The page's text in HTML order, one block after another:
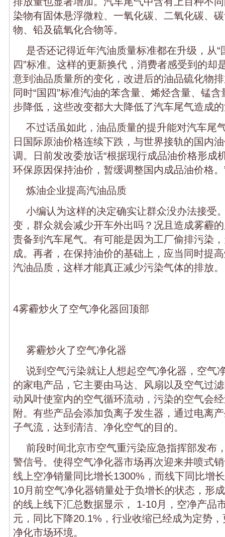
染物有固体悬浮微粒、一氧化碳、二氧化碳、
物、铅及硫氧化合物等。
是否还记得近年汽油质量标准都在升级，从“
四”标准。这样的更新换代，消费者感受到的却
意到油品质量所的变化，改进后的油品硫化物
同时“国四”标准汽油的苯含量、烯烃含量、锰
步降低，这些改变都大大降低了汽车尾气造成
不过话虽如此，油品质量的提升能对汽车尾
日国际原油价格连续下跌，与世界接轨的国内
调。日前发改委放话“根据现行成品油价格形成
环保原因保持油价，暂缓调整国内成品油价格
炼油企业提高汽油品质
小编认为这样的决定确实让群众没办法接受
变，群众就会减少开车外出吗？况且造成雾霾
责备到汽车尾气。有可能是因为工厂偷排污染
成。再者，在保持油价的基础上，应当同时提
汽油品质，这样才能真正减少污染气体的排放。
4雾霾炒火了空气净化器回顶部
雾霾炒火了空气净化器
说到空气污染就让人想起空气净化器，空气
的家电产品，它主要由马达、风扇以及空气过
动风叶使室内的空气循环流动，污染的空气会
附。有些产品会添加负离子发生器，通过电离
子气流，达到清洁、净化空气的目的。
前段时间北京市空气重污染应急指挥部发布
警信号。使得空气净化器市场再次迎来井喷式
线上空净销量同比增长1300%，而线下同比增
10月前空气净化器销量处于负增长的状态，形
的线上线下汇总数据显示， 1-10月，空净产品
元，同比下降20.1%，行业收缩已经成为定势
净化市场环境。